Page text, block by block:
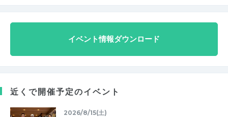
イベント情報ダウンロード
近くで開催予定のイベント
2026/8/15(土)